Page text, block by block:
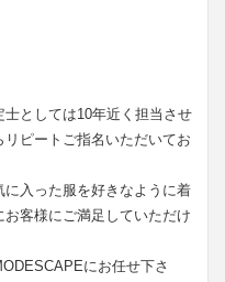
としては10年近く担当させ
ピートご指名いただいてお
入った服を好きなように着
客様にご満足していただけ
にお任せ下さ